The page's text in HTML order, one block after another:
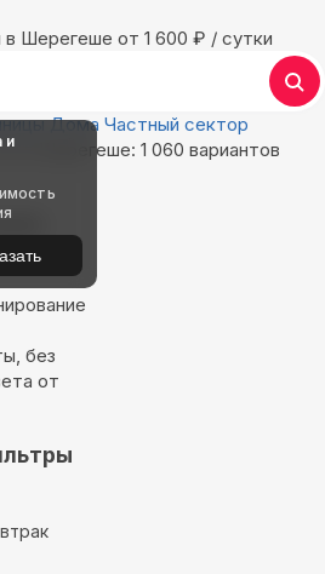
Шерегеше oт 1 600 ₽ / сутки
Дома Частный сектор
в Шерегеше: 1 060 вариантов
без
от
и